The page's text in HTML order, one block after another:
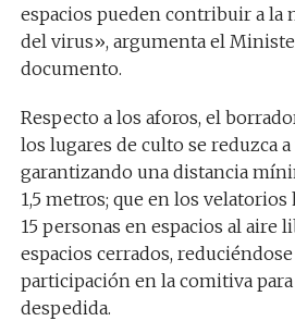
espacios pueden contribuir a la
del virus», argumenta el
documento.
Respecto a los aforos, el
los lugares de culto se reduzca
garantizando una distancia
1,5 metros; que en los
15 personas en espacios al aire
espacios cerrados,
participación en la comitiva
despedida.